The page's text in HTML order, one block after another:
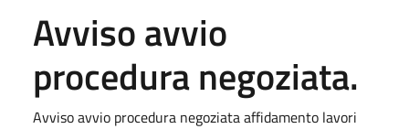
Avviso avvio
procedura negoziata.
Avviso avvio procedura negoziata affidamento lavori